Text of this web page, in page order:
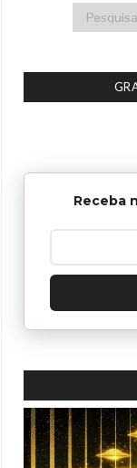
Receba